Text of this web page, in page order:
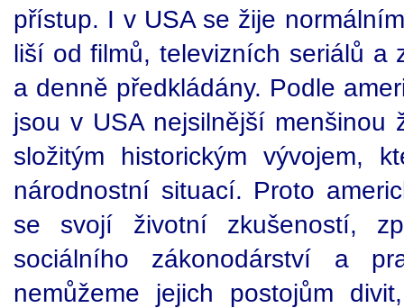
přístup. I v USA se žije
liší od filmů, televizních seriálů a
a denně předkládány. Podle
jsou v USA nejsilnější menšinou
složitým historickým vývojem,
národnostní situací. Proto
se svojí životní zkušeností,
sociálního zákonodárství a
nemůžeme jejich postojům